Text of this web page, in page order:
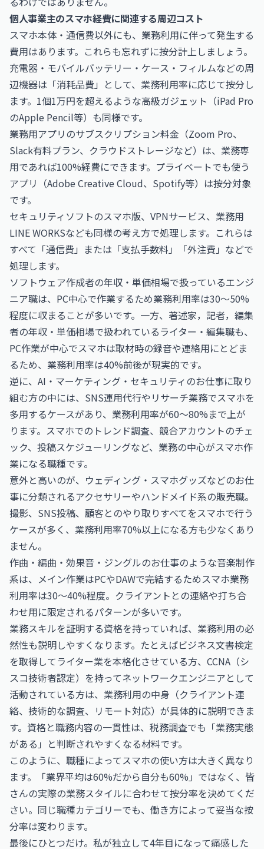
個人事業主のスマホ経費に関連する周辺コスト
スマホ本体・通信費以外にも、業務利用に伴って発生する
費用はあります。これらも忘れずに按分計上しましょう。
充電器・モバイルバッテリー・ケース・フィルムなどの周
辺機器は「消耗品費」として、業務利用率に応じて按分し
ます。1個1万円を超えるような高級ガジェット（iPad Pro
のApple Pencil等）も同様です。
業務用アプリのサブスクリプション料金（Zoom Pro、
Slack有料プラン、クラウドストレージなど）は、業務専
用であれば100%経費にできます。プライベートでも使う
アプリ（Adobe Creative Cloud、Spotify等）は按分対象
です。
セキュリティソフトのスマホ版、VPNサービス、業務用
LINE WORKSなども同様の考え方で処理します。これらは
すべて「通信費」または「支払手数料」「外注費」などで
処理します。
ソフトウェア作成者の年収・単価相場で扱っているエンジ
ニア職は、PC中心で作業するため業務利用率は30〜50%
程度に収まることが多いです。一方、 著述家，記者，編集
者の年収・単価相場で扱われているライター・編集職も、
PC作業が中心でスマホは取材時の録音や連絡用にとどま
るため、業務利用率は40%前後が現実的です。
逆に、 AI・マーケティング・セキュリティのお仕事に取り
組む方の中には、SNS運用代行やリサーチ業務でスマホを
多用するケースがあり、業務利用率が60〜80%まで上が
ります。スマホでのトレンド調査、競合アカウントのチェ
ック、投稿スケジューリングなど、業務の中心がスマホ作
業になる職種です。
意外と高いのが、 ウェディング・スマホグッズなどのお仕
事に分類されるアクセサリーやハンドメイド系の販売職。
撮影、SNS投稿、顧客とのやり取りすべてをスマホで行う
ケースが多く、業務利用率70%以上になる方も少なくあり
ません。
作曲・編曲・効果音・ジングルのお仕事のような音楽制作
系は、メイン作業はPCやDAWで完結するためスマホ業務
利用率は30〜40%程度。クライアントとの連絡や打ち合
わせ用に限定されるパターンが多いです。
業務スキルを証明する資格を持っていれば、業務利用の必
然性も説明しやすくなります。たとえばビジネス文書検定
を取得してライター業を本格化させている方、 CCNA（シ
スコ技術者認定） を持ってネットワークエンジニアとして
活動されている方は、業務利用の中身（クライアント連
絡、技術的な調査、リモート対応）が具体的に説明できま
す。資格と職務内容の一貫性は、税務調査でも「業務実態
がある」と判断されやすくなる材料です。
このように、職種によってスマホの使い方は大きく異なり
ます。「業界平均は60%だから自分も60%」ではなく、皆
さんの実際の業務スタイルに合わせて按分率を決めてくだ
さい。同じ職種カテゴリーでも、働き方によって妥当な按
分率は変わります。
最後にひとつだけ。私が独立して4年目になって痛感した